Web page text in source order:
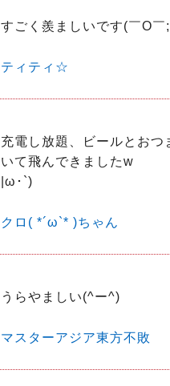
すごく羨ましいです(￣O￣
ティティ☆
充電し放題、ビールとおつ
いて飛んできましたw
|ω･`)
クロ( *´ω`* )ちゃん
うらやましい(^ー^)
マスターアジア東方不敗